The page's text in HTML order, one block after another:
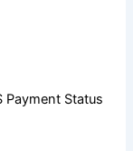
Payment Status